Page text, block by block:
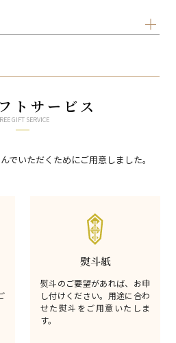
トサービス
GIFT SERVICE
でいただくためにご用意しました。
熨斗紙
熨斗のご要望があれば、お申
し付けください。用途に合わ
せた熨斗をご用意いたしま
す。